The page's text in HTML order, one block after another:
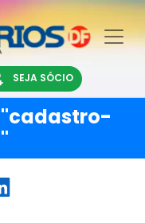
SEJA SÓCIO